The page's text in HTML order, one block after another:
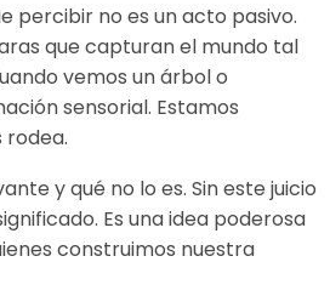
percibir no es un acto pasivo.
que capturan el mundo tal
vemos un árbol o
sensorial. Estamos
y qué no lo es. Sin este juicio
Es una idea poderosa
construimos nuestra